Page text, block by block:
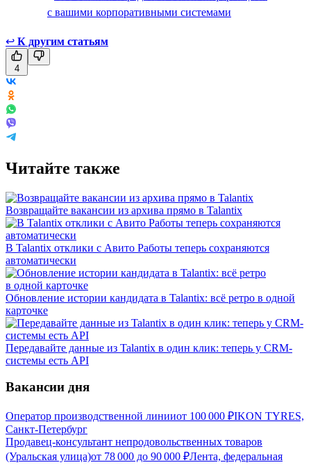
с вашими корпоративными системами
↩ К другим статьям
4
Читайте также
Возвращайте вакансии из архива прямо в Talantix
В Talantix отклики с Авито Работы теперь сохраняются
автоматически
Обновление истории кандидата в Talantix: всё ретро в одной
карточке
Передавайте данные из Talantix в один клик: теперь у CRM-
системы есть API
Вакансии дня
Оператор производственной линииот 100 000 ₽IKON TYRES,
Санкт-Петербург
Продавец-консультант непродовольственных товаров
(Уральская улица)от 78 000 до 90 000 ₽Лента, федеральная